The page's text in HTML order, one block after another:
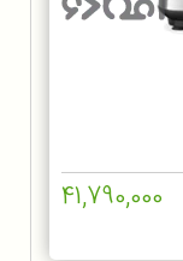
41,790,000